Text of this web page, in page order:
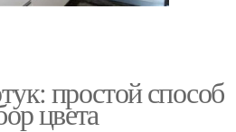
простой способ
цвета